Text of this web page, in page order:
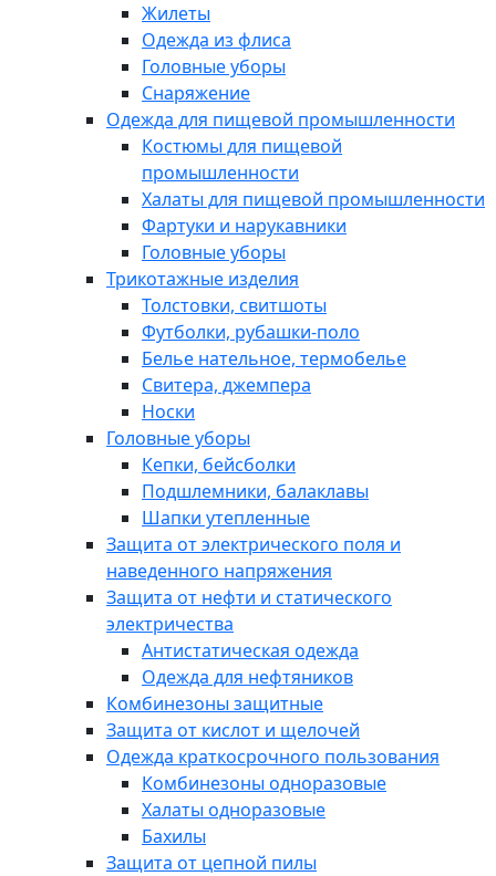
Жилеты
Одежда из флиса
Головные уборы
Снаряжение
Одежда для пищевой промышленности
Костюмы для пищевой
промышленности
Халаты для пищевой промышленности
Фартуки и нарукавники
Головные уборы
Трикотажные изделия
Толстовки, свитшоты
Футболки, рубашки-поло
Белье нательное, термобелье
Свитера, джемпера
Носки
Головные уборы
Кепки, бейсболки
Подшлемники, балаклавы
Шапки утепленные
Защита от электрического поля и
наведенного напряжения
Защита от нефти и статического
электричества
Антистатическая одежда
Одежда для нефтяников
Комбинезоны защитные
Защита от кислот и щелочей
Одежда краткосрочного пользования
Комбинезоны одноразовые
Халаты одноразовые
Бахилы
Защита от цепной пилы